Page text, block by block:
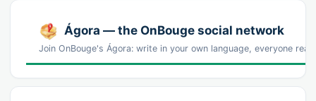
Ágora — the OnBouge social network
Join OnBouge's Ágora: write in your own language, everyone